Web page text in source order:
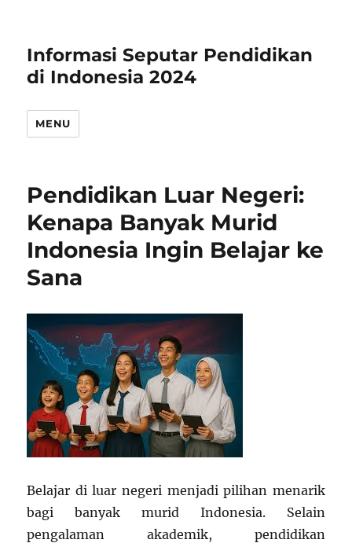
Informasi Seputar Pendidikan
di Indonesia 2024
MENU
Pendidikan Luar Negeri:
Kenapa Banyak Murid
Indonesia Ingin Belajar ke
Sana
Belajar di luar negeri menjadi pilihan menarik
bagi banyak murid Indonesia. Selain
pengalaman akademik, pendidikan